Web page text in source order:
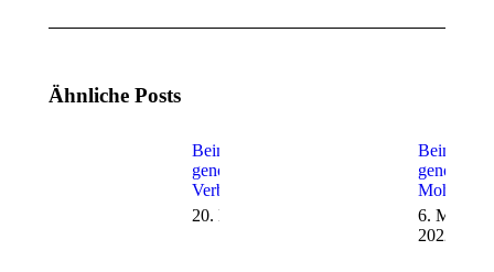
Ähnliche Posts
Beim Wort
genommen:
Verballhornung
20. Mai 2022
Beim Wort
Mohrrübe
6. Mai
2022